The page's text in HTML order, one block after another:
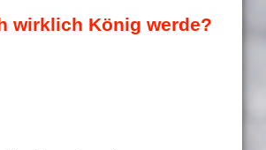
wirklich König werde?